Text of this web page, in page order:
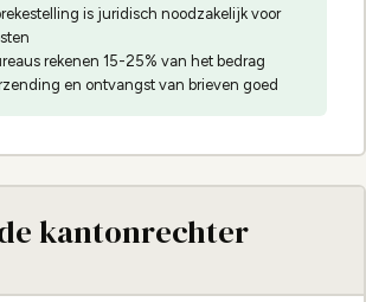
is juridisch noodzakelijk voor
rekenen 15-25% van het bedrag
en ontvangst van brieven goed
kantonrechter